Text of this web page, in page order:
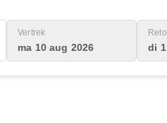
Vertrek
ma 10 aug 2026 di